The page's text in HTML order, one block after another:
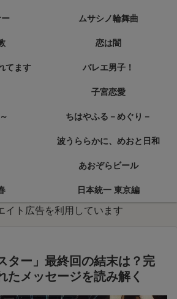
ムサシノ輪舞曲
恋は闇
てます バレエ男子！
子宮恋愛
ちはやふる－めぐり－
波うららかに、めおと日和
あおぞらビール
日本統一 東京編
イト広告を利用しています
ター」最終回の結末は？完
たメッセージを読み解く